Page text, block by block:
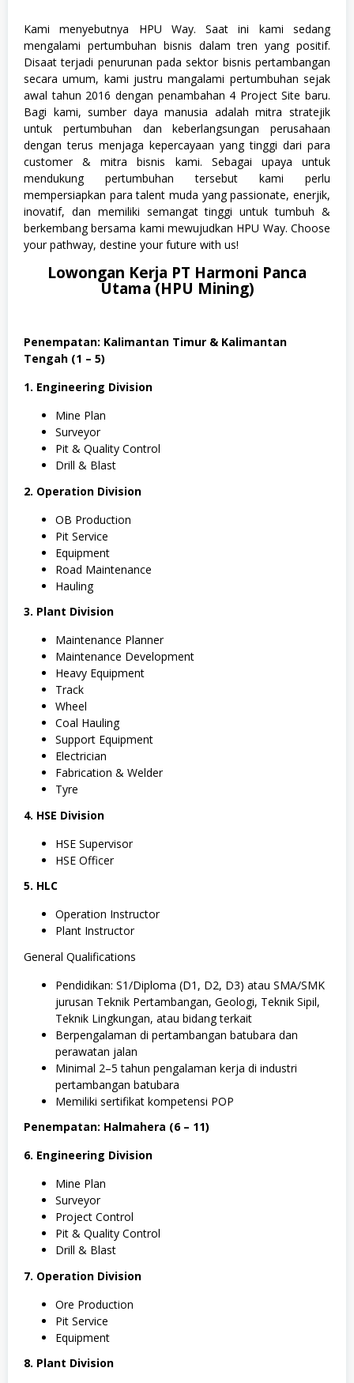
Kami menyebutnya HPU Way. Saat ini kami sedang
mengalami pertumbuhan bisnis dalam tren yang positif.
Disaat terjadi penurunan pada sektor bisnis pertambangan
secara umum, kami justru mangalami pertumbuhan sejak
awal tahun 2016 dengan penambahan 4 Project Site baru.
Bagi kami, sumber daya manusia adalah mitra stratejik
untuk pertumbuhan dan keberlangsungan perusahaan
dengan terus menjaga kepercayaan yang tinggi dari para
customer & mitra bisnis kami. Sebagai upaya untuk
mendukung pertumbuhan tersebut kami perlu
mempersiapkan para talent muda yang passionate, enerjik,
inovatif, dan memiliki semangat tinggi untuk tumbuh &
berkembang bersama kami mewujudkan HPU Way. Choose
your pathway, destine your future with us!
Lowongan Kerja PT Harmoni Panca
Utama (HPU Mining)
Penempatan: Kalimantan Timur & Kalimantan
Tengah (1 – 5)
1. Engineering Division
Mine Plan
Surveyor
Pit & Quality Control
Drill & Blast
2. Operation Division
OB Production
Pit Service
Equipment
Road Maintenance
Hauling
3. Plant Division
Maintenance Planner
Maintenance Development
Heavy Equipment
Track
Wheel
Coal Hauling
Support Equipment
Electrician
Fabrication & Welder
Tyre
4. HSE Division
HSE Supervisor
HSE Officer
5. HLC
Operation Instructor
Plant Instructor
General Qualifications
Pendidikan: S1/Diploma (D1, D2, D3) atau SMA/SMK
jurusan Teknik Pertambangan, Geologi, Teknik Sipil,
Teknik Lingkungan, atau bidang terkait
Berpengalaman di pertambangan batubara dan
perawatan jalan
Minimal 2–5 tahun pengalaman kerja di industri
pertambangan batubara
Memiliki sertifikat kompetensi POP
Penempatan: Halmahera (6 – 11)
6. Engineering Division
Mine Plan
Surveyor
Project Control
Pit & Quality Control
Drill & Blast
7. Operation Division
Ore Production
Pit Service
Equipment
8. Plant Division